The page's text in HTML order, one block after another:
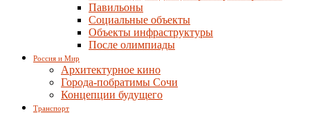
Павильоны
Социальные объекты
Объекты инфраструктуры
После олимпиады
Россия и Мир
Архитектурное кино
Города-побратимы Сочи
Концепции будущего
Транспорт